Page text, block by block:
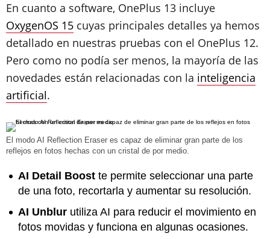
En cuanto a software, OnePlus 13 incluye
OxygenOS 15 cuyas principales detalles ya hemos
detallado en nuestras pruebas con el OnePlus 12.
Pero como no podía ser menos, la mayoría de las
novedades están relacionadas con la inteligencia
artificial.
El modo AI Reflection Eraser es capaz de eliminar gran parte de los
reflejos en fotos hechas con un cristal de por medio.
AI Detail Boost te permite seleccionar una parte
de una foto, recortarla y aumentar su resolución.
AI Unblur utiliza AI para reducir el movimiento en
fotos movidas y funciona en algunas ocasiones.